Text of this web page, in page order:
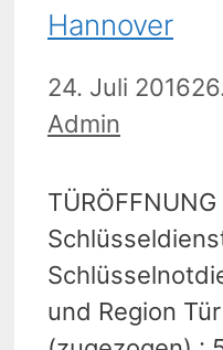
Hannover
24. Juli 2016
Admin
und Region